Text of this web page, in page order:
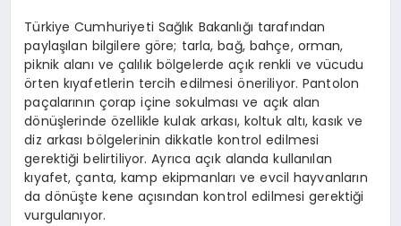
Türkiye Cumhuriyeti Sağlık Bakanlığı tarafından
paylaşılan bilgilere göre; tarla, bağ, bahçe, orman,
piknik alanı ve çalılık bölgelerde açık renkli ve vücudu
örten kıyafetlerin tercih edilmesi öneriliyor. Pantolon
paçalarının çorap içine sokulması ve açık alan
dönüşlerinde özellikle kulak arkası, koltuk altı, kasık ve
diz arkası bölgelerinin dikkatle kontrol edilmesi
gerektiği belirtiliyor. Ayrıca açık alanda kullanılan
kıyafet, çanta, kamp ekipmanları ve evcil hayvanların
da dönüşte kene açısından kontrol edilmesi gerektiği
vurgulanıyor.